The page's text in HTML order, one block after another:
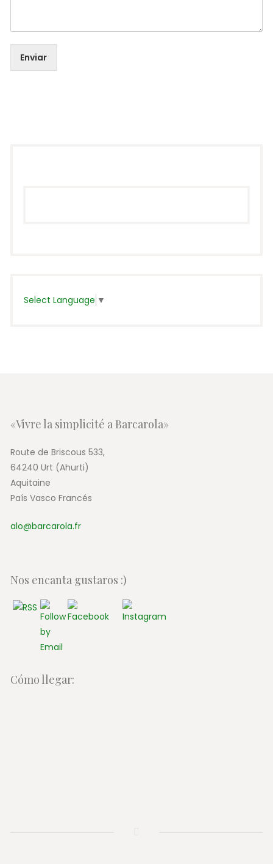
Enviar
Select Language ▼
«Vivre la simplicité a Barcarola»
Route de Briscous 533,
64240 Urt (Ahurti)
Aquitaine
País Vasco Francés
alo@barcarola.fr
Nos encanta gustaros :)
Cómo llegar: